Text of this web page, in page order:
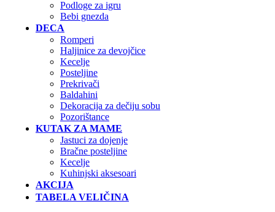
Podloge za igru
Bebi gnezda
DECA
Romperi
Haljinice za devojčice
Kecelje
Posteljine
Prekrivači
Baldahini
Dekoracija za dečiju sobu
Pozorištance
KUTAK ZA MAME
Jastuci za dojenje
Bračne posteljine
Kecelje
Kuhinjski aksesoari
AKCIJA
TABELA VELIČINA